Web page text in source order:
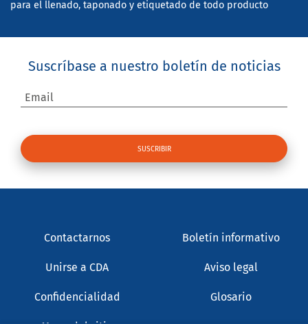
para el llenado, taponado y etiquetado de todo producto
Suscríbase a nuestro boletín de noticias
Email
Contactarnos Boletín informativo
Unirse a CDA Aviso legal
Confidencialidad Glosario